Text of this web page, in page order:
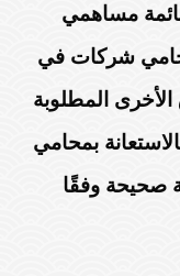
مساهمي
شركات في
الأخرى المطلوبة
بمحامي
صحيحة وفقًا